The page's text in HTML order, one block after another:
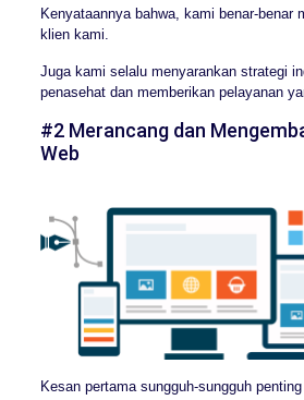
Kenyataannya bahwa, kami benar-benar
klien kami.
Juga kami selalu menyarankan strategi
penasehat dan memberikan pelayanan
#2 Merancang dan
Web
Kesan pertama sungguh-sungguh